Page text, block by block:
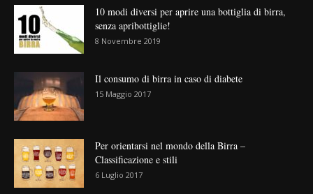
10 modi diversi per aprire una bottiglia di birra,
senza apribottiglie!
8 Novembre 2019
Il consumo di birra in caso di diabete
15 Maggio 2017
Per orientarsi nel mondo della Birra –
Classificazione e stili
6 Luglio 2017